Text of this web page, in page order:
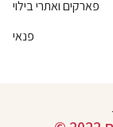
פארקים ואתרי בילוי
פנאי